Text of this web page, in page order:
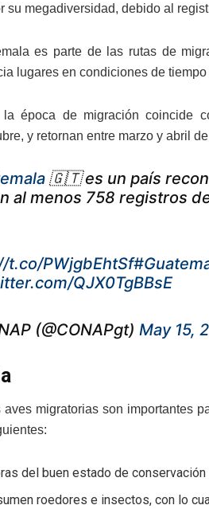
su megadiversidad, debido al
es parte de las rutas de
lugares en condiciones de
época de migración coincide
y retornan entre marzo y abril
🇬🇹 es un país
al menos 758 registros
t.co/PWjgbEhtSf
QJX0TgBBsE
(@CONAPgt) May 15,
aves migratorias son importantes
del buen estado de
roedores e insectos, con lo